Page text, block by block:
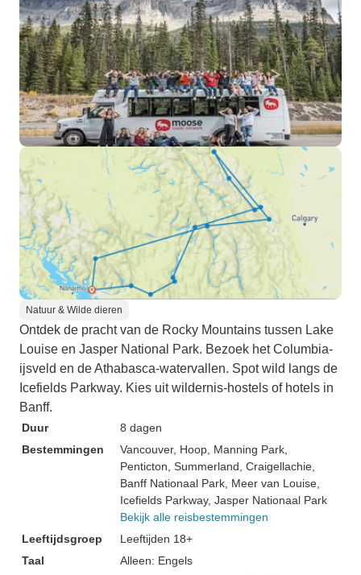
Natuur & Wilde dieren
Ontdek de pracht van de Rocky Mountains tussen Lake
Louise en Jasper National Park. Bezoek het Columbia-
ijsveld en de Athabasca-watervallen. Spot wild langs de
Icefields Parkway. Kies uit wildernis-hostels of hotels in
Banff.
Duur
8 dagen
Bestemmingen
Vancouver, Hoop , Manning Park
Penticton , Summerland , Craigellachie
Banff Nationaal Park , Meer van Louise
Icefields Parkway, Jasper Nationaal Park
Bekijk alle reisbestemmingen
Leeftijdsgroep
Leeftijden 18+
Taal
Alleen: Engels